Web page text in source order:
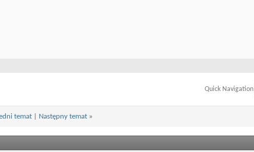
Quick Navigation
temat| Następny temat »